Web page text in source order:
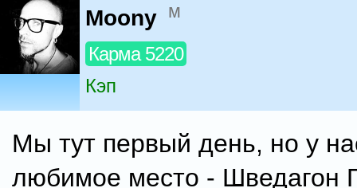
Moony м
Карма 5220
Кэп
Мы тут первый день, но у
любимое место - Шведагон